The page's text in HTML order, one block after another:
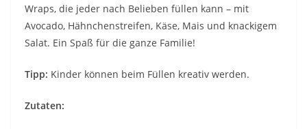
Wraps, die jeder nach Belieben füllen kann – mit
Avocado, Hähnchenstreifen, Käse, Mais und knackigem
Salat. Ein Spaß für die ganze Familie!
Tipp: Kinder können beim Füllen kreativ werden.
Zutaten: